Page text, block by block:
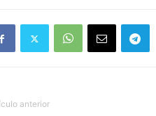
anterior